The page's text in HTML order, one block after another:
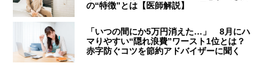
の“特徴”とは【医師解説】
「いつの間にか5万円消えた…」 8月にハ
マりやすい“隠れ浪費”ワースト1位とは？
赤字防ぐコツを節約アドバイザーに聞く